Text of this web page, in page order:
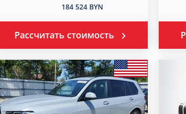
184 524 BYN
Рассчитать стоимость